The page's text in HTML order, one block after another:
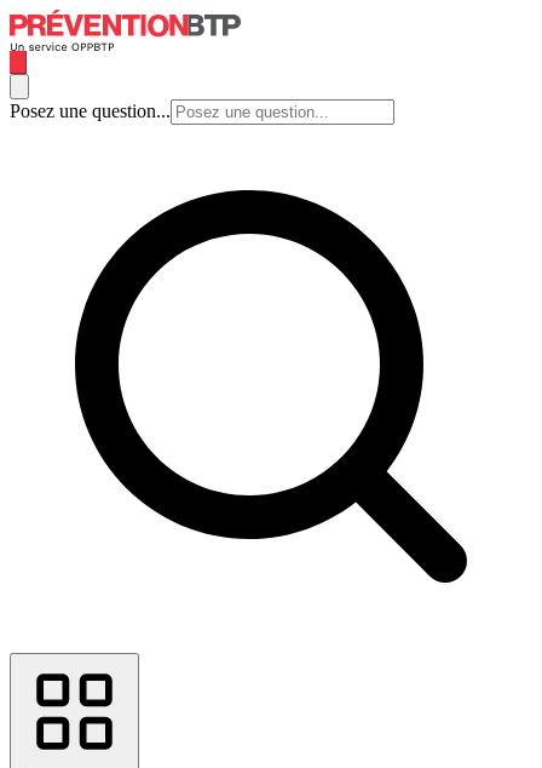
Posez une question...